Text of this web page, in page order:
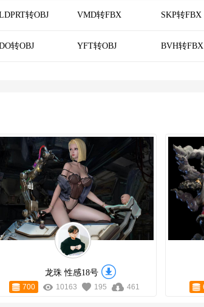
转OBJ VMD转FBX SKP转FBX
转OBJ YFT转OBJ BVH转FBX
龙珠 性感18号
700 10163 195 461